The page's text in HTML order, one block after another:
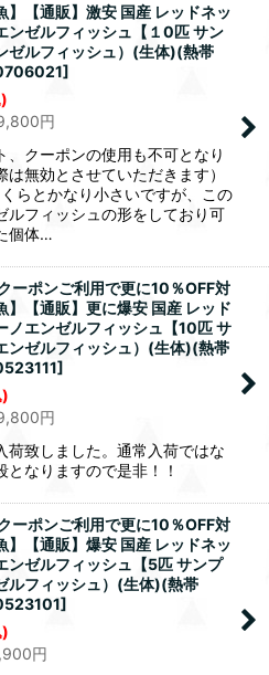
】【通販】激安 国産 レッドネッ
ンゼルフィッシュ【１0匹 サン
ゼルフィッシュ）(生体)(熱帯
]
円
、クーポンの使用も不可となり
は無効とさせていただきます）
らとかなり小さいですが、この
ルフィッシュの形をしており可
個体…
ーポンご利用で更に10％OFF対
】【通販】更に爆安 国産 レッド
ノエンゼルフィッシュ【10匹 サ
ンゼルフィッシュ）(生体)(熱帯
]
円
荷致しました。通常入荷ではな
となりますので是非！！
ーポンご利用で更に10％OFF対
】【通販】爆安 国産 レッドネッ
ンゼルフィッシュ【5匹 サンプ
ルフィッシュ）(生体)(熱帯
]
円